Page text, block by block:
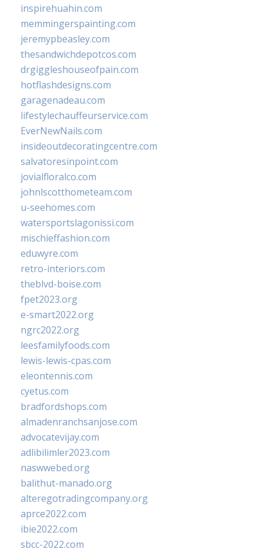
inspirehuahin.com
memmingerspainting.com
jeremypbeasley.com
thesandwichdepotcos.com
drgiggleshouseofpain.com
hotflashdesigns.com
garagenadeau.com
lifestylechauffeurservice.com
EverNewNails.com
insideoutdecoratingcentre.com
salvatoresinpoint.com
jovialfloralco.com
johnlscotthometeam.com
u-seehomes.com
watersportslagonissi.com
mischieffashion.com
eduwyre.com
retro-interiors.com
theblvd-boise.com
fpet2023.org
e-smart2022.org
ngrc2022.org
leesfamilyfoods.com
lewis-lewis-cpas.com
eleontennis.com
cyetus.com
bradfordshops.com
almadenranchsanjose.com
advocatevijay.com
adlibilimler2023.com
naswwebed.org
balithut-manado.org
alteregotradingcompany.org
aprce2022.com
ibie2022.com
sbcc-2022.com